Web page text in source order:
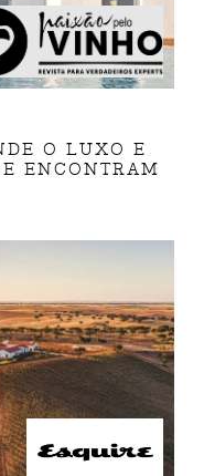
O LUXO E
ENCONTRAM